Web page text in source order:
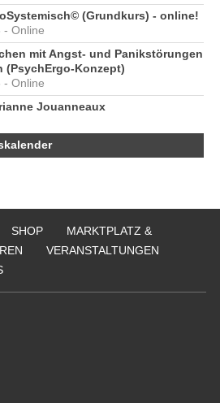
(Grundkurs) - online!
- Online
mit Angst- und Panikstörungen
(PsychErgo-Konzept)
- Online
Jouanneaux
SHOP
MARKTPLATZ &
VERANSTALTUNGEN